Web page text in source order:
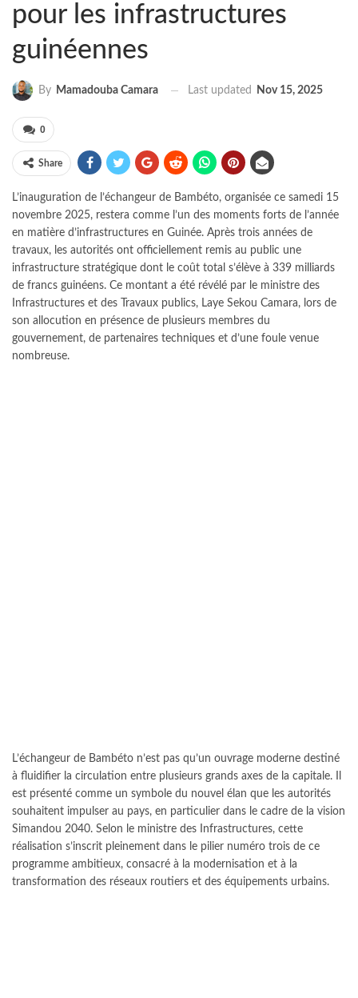
pour les infrastructures
guinéennes
By Mamadouba Camara Last updated Nov 15, 2025
0
Share
L’inauguration de l’échangeur de Bambéto, organisée ce samedi 15
novembre 2025, restera comme l’un des moments forts de l’année
en matière d’infrastructures en Guinée. Après trois années de
travaux, les autorités ont officiellement remis au public une
infrastructure stratégique dont le coût total s’élève à 339 milliards
de francs guinéens. Ce montant a été révélé par le ministre des
Infrastructures et des Travaux publics, Laye Sekou Camara, lors de
son allocution en présence de plusieurs membres du
gouvernement, de partenaires techniques et d’une foule venue
nombreuse.
L’échangeur de Bambéto n’est pas qu’un ouvrage moderne destiné
à fluidifier la circulation entre plusieurs grands axes de la capitale. Il
est présenté comme un symbole du nouvel élan que les autorités
souhaitent impulser au pays, en particulier dans le cadre de la vision
Simandou 2040. Selon le ministre des Infrastructures, cette
réalisation s’inscrit pleinement dans le pilier numéro trois de ce
programme ambitieux, consacré à la modernisation et à la
transformation des réseaux routiers et des équipements urbains.